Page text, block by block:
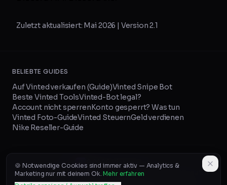
Zuletzt aktualisiert: Mai 2026 | Version 2.1
BELIEBTE GUIDES
Auf Vinted verkaufen (Guide)Vinted Snipe Bot
Beste Vinted ToolsVinted-Bot legal?
Account nicht sperrenKonto gesperrt? Was tun
Vinted Foto-GuideVinted SteuernGeld verdienen
Nike Reseller-Guide
©2026VintageLab
KI-Listing-Generator ↗ Über unsBlog
Content-Creator
Partner werdenPartner-Dashboard
🍪 Notwendige Cookies sind immer aktiv — Analytics &
Marketing nur mit deinem Ok. Mehr erfahren